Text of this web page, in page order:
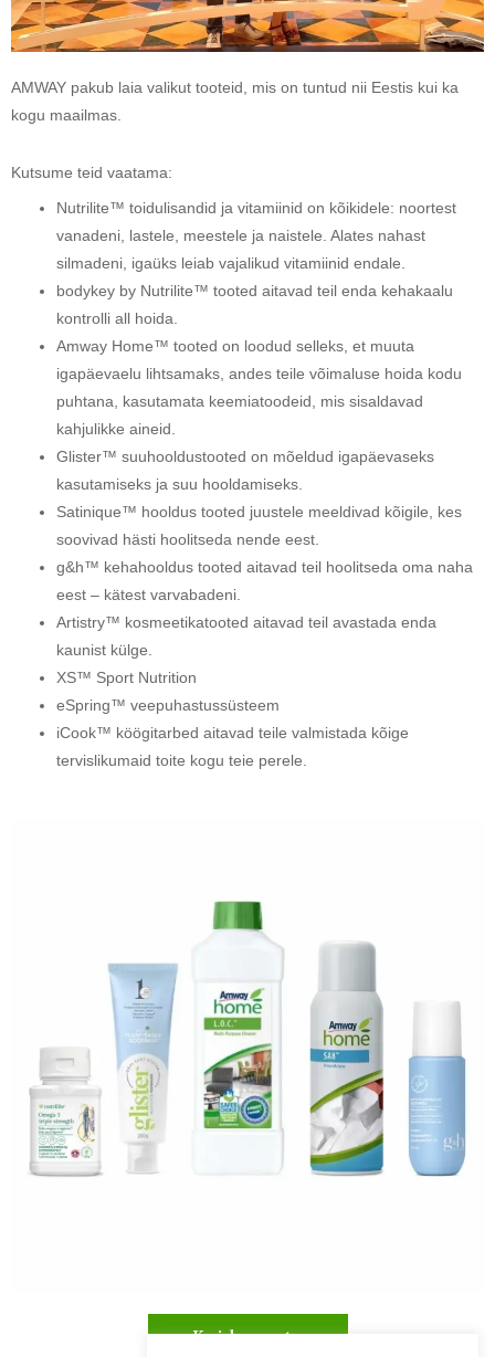
AMWAY pakub laia valikut tooteid, mis on tuntud nii Eestis kui ka
kogu maailmas.
Kutsume teid vaatama:
Nutrilite™ toidulisandid ja vitamiinid on kõikidele: noortest
vanadeni, lastele, meestele ja naistele. Alates nahast
silmadeni, igaüks leiab vajalikud vitamiinid endale.
bodykey by Nutrilite™ tooted aitavad teil enda kehakaalu
kontrolli all hoida.
Amway Home™ tooted on loodud selleks, et muuta
igapäevaelu lihtsamaks, andes teile võimaluse hoida kodu
puhtana, kasutamata keemiatoodeid, mis sisaldavad
kahjulikke aineid.
Glister™ suuhooldustooted on mõeldud igapäevaseks
kasutamiseks ja suu hooldamiseks.
Satinique™ hooldus tooted juustele meeldivad kõigile, kes
soovivad hästi hoolitseda nende eest.
g&h™ kehahooldus tooted aitavad teil hoolitseda oma naha
eest – kätest varvabadeni.
Artistry™ kosmeetikatooted aitavad teil avastada enda
kaunist külge.
XS™ Sport Nutrition
eSpring™ veepuhastussüsteem
iCook™ köögitarbed aitavad teile valmistada kõige
tervislikumaid toite kogu teie perele.
Kuidas osta